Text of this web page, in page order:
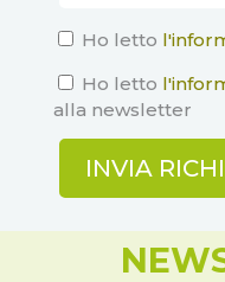
Ho letto
Ho letto
alla newsletter